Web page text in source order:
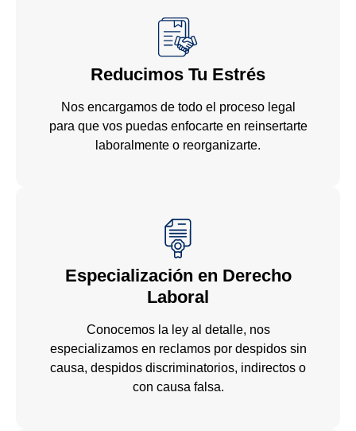
Reducimos Tu Estrés
Nos encargamos de todo el proceso legal
para que vos puedas enfocarte en reinsertarte
laboralmente o reorganizarte.
Especialización en Derecho
Laboral
Conocemos la ley al detalle, nos
especializamos en reclamos por despidos sin
causa, despidos discriminatorios, indirectos o
con causa falsa.